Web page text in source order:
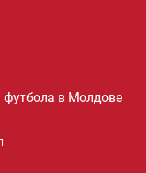
футбола в Молдове